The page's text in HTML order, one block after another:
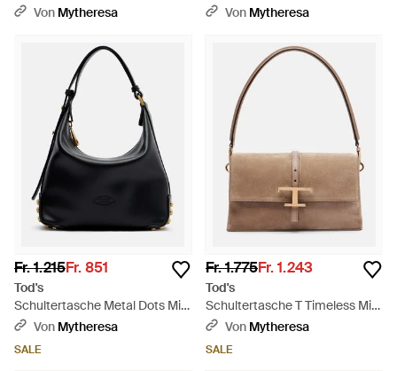
Von Mytheresa
Von Mytheresa
Fr. 1.215Fr. 851
Tod's
Schultertasche Metal Dots Mini
Aus Leder - Schwarz
Von Mytheresa
SALE
Fr. 1.775Fr. 1.243
Tod's
Schultertasche T Timeless Mini
Aus Veloursleder - Braun
Von Mytheresa
SALE